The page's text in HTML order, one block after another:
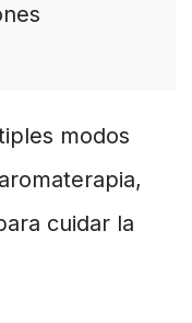
modos
cuidar la